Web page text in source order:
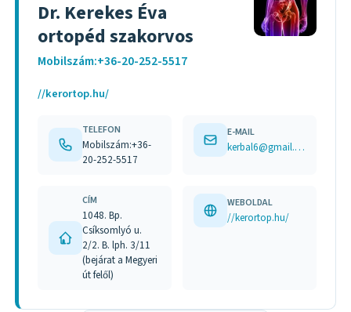
Dr. Kerekes Éva
ortopéd szakorvos
Mobilszám:+36-20-252-5517
//kerortop.hu/
TELEFON
Mobilszám:+36-
20-252-5517
E-MAIL
kerbal6@gmail.com
CÍM
1048. Bp.
Csíksomlyó u.
2/2. B. lph. 3/11
(bejárat a Megyeri
út felől)
WEBOLDAL
//kerortop.hu/